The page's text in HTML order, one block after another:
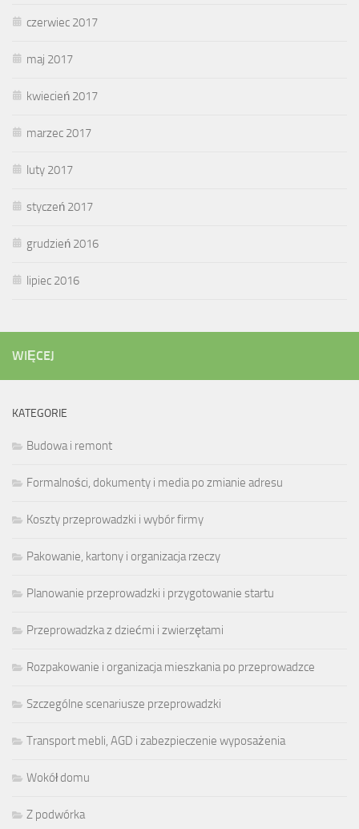
czerwiec 2017
maj 2017
kwiecień 2017
marzec 2017
luty 2017
styczeń 2017
grudzień 2016
lipiec 2016
WIĘCEJ
KATEGORIE
Budowa i remont
Formalności, dokumenty i media po zmianie adresu
Koszty przeprowadzki i wybór firmy
Pakowanie, kartony i organizacja rzeczy
Planowanie przeprowadzki i przygotowanie startu
Przeprowadzka z dziećmi i zwierzętami
Rozpakowanie i organizacja mieszkania po przeprowadzce
Szczególne scenariusze przeprowadzki
Transport mebli, AGD i zabezpieczenie wyposażenia
Wokół domu
Z podwórka